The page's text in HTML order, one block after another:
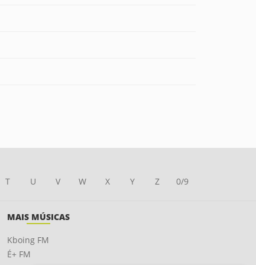
T U V W X Y Z 0/9
MAIS MÚSICAS
Kboing FM
É+ FM